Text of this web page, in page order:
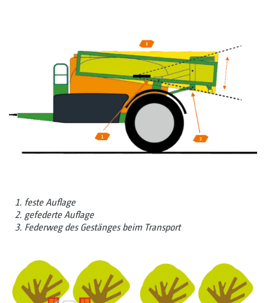
1. feste Auflage
2. gefederte Auflage
3. Federweg des Gestänges beim Transport